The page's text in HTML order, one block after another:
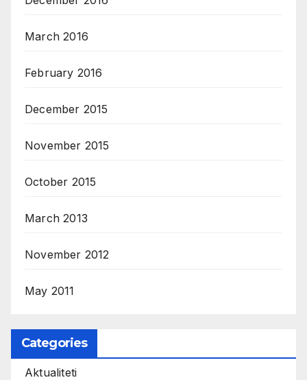
March 2016
February 2016
December 2015
November 2015
October 2015
March 2013
November 2012
May 2011
Categories
Aktualiteti